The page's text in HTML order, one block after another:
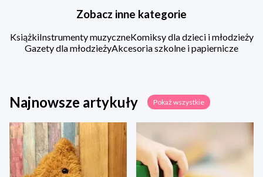
Zobacz inne kategorie
KsiążkiInstrumenty muzyczneKomiksy dla dzieci i młodzieży
Gazety dla młodzieżyAkcesoria szkolne i papiernicze
Najnowsze artykuły Pokaż wszystkie